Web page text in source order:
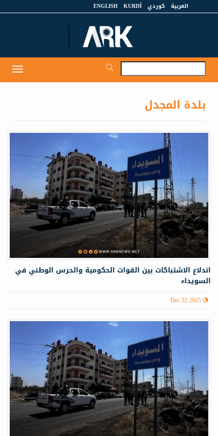
العربية كوردي KURDÎ
ENGLISH
بلدة المجدل
اندلاع الاشتباكات بين القوات الحكومية والحرس الوطني في
السويداء
Dec 22 2025